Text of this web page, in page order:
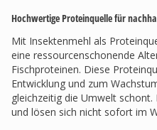
Hochwertige Proteinquelle für
Mit Insektenmehl als
eine ressourcenschonende
Fischproteinen. Diese
Entwicklung und zum
gleichzeitig die Umwelt
und lösen sich nicht sofort im